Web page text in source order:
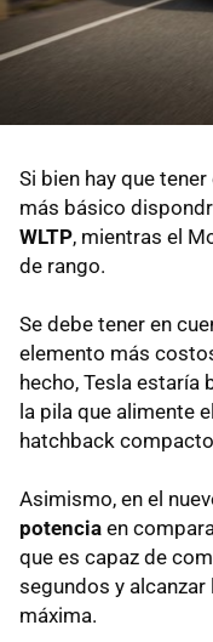
Si bien hay que
más básico
WLTP, mientras el
de rango.
Se debe tener en
elemento más
hecho, Tesla estaría
la pila que alimente
hatchback
Asimismo, en el
potencia en
que es capaz de
segundos y
máxima.